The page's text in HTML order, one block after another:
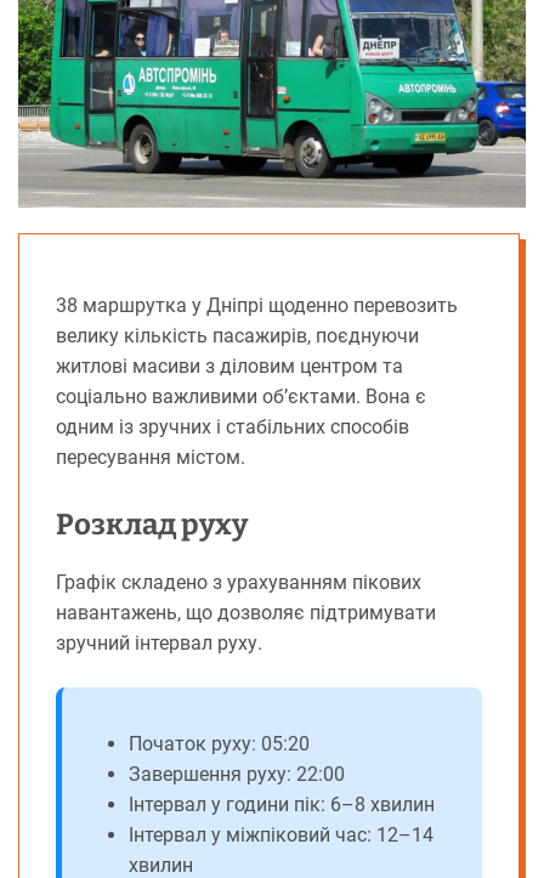
38 маршрутка у Дніпрі щоденно перевозить
велику кількість пасажирів, поєднуючи
житлові масиви з діловим центром та
соціально важливими об’єктами. Вона є
одним із зручних і стабільних способів
пересування містом.
Розклад руху
Графік складено з урахуванням пікових
навантажень, що дозволяє підтримувати
зручний інтервал руху.
Початок руху: 05:20
Завершення руху: 22:00
Інтервал у години пік: 6–8 хвилин
Інтервал у міжпіковий час: 12–14
хвилин